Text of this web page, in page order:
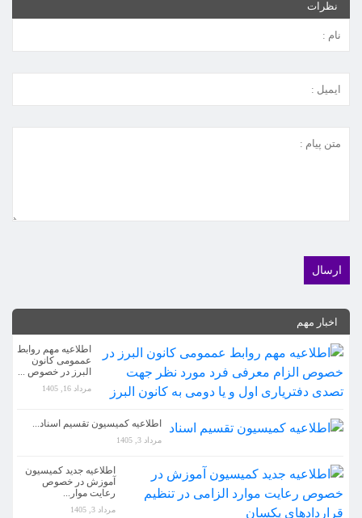
نظرات
اخبار مهم
اطلاعیه مهم روابط
عممومی کانون
البرز در خصوص ...
مرداد 16, 1405
اطلاعیه کمیسیون تقسیم اسناد...
مرداد 3, 1405
اطلاعیه جدید کمیسیون
آموزش در خصوص
رعایت موار...
مرداد 3, 1405
اطلاعیه کمیسیون تقسیم اسناد...
مرداد 3, 1405
اطلاعیه جدید کمیسیون آموزش در خصوص رعایت موار...
اطلاعیه واحد آموزش | راهنمای نحوه رفع محدودیت...
تیر 31, 1405